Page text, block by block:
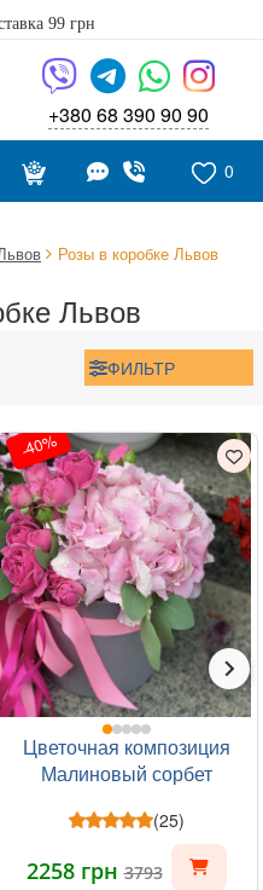
99 грн
+380 68 390 90 90
0
Розы в коробке Львов
Львов
ФИЛЬТР
-40%
Цветочная композиция
Малиновый сорбет
(25)
2258 грн3793